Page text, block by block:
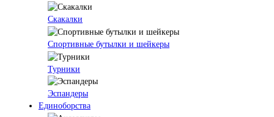
Скакалки
Спортивные бутылки и шейкеры
Турники
Эспандеры
Единоборства